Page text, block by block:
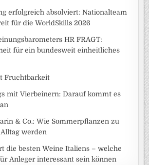
erfolgreich absolviert: Nationalteam
für die WorldSkills 2026
HR FRAGT:
für ein bundesweit einheitliches
Fruchtbarkeit
mit Vierbeinern: Darauf kommt es
& Co.: Wie Sommerpflanzen zu
werden
die besten Weine Italiens – welche
Anleger interessant sein können